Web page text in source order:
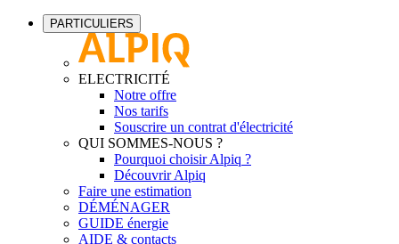
PARTICULIERS
ELECTRICITÉ
Notre offre
Nos tarifs
Souscrire un contrat d'électricité
QUI SOMMES-NOUS ?
Pourquoi choisir Alpiq ?
Découvrir Alpiq
Faire une estimation
DÉMÉNAGER
GUIDE énergie
AIDE & contacts